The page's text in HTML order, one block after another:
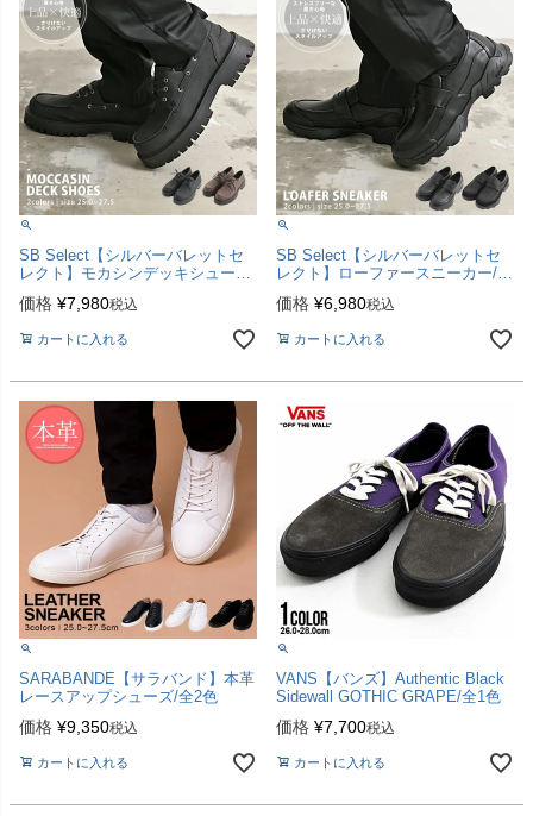
SB Select【シルバーバレットセ
レクト】モカシンデッキシューズ/
価格 ¥7,980税込
カートに入れる
SB Select【シルバーバレットセ
レクト】ローファースニーカー/全
価格 ¥6,980税込
カートに入れる
SARABANDE【サラバンド】本革
レースアップシューズ/全2色
価格 ¥9,350税込
カートに入れる
VANS【バンズ】Authentic Black
Sidewall GOTHIC GRAPE/全1色
価格 ¥7,700税込
カートに入れる